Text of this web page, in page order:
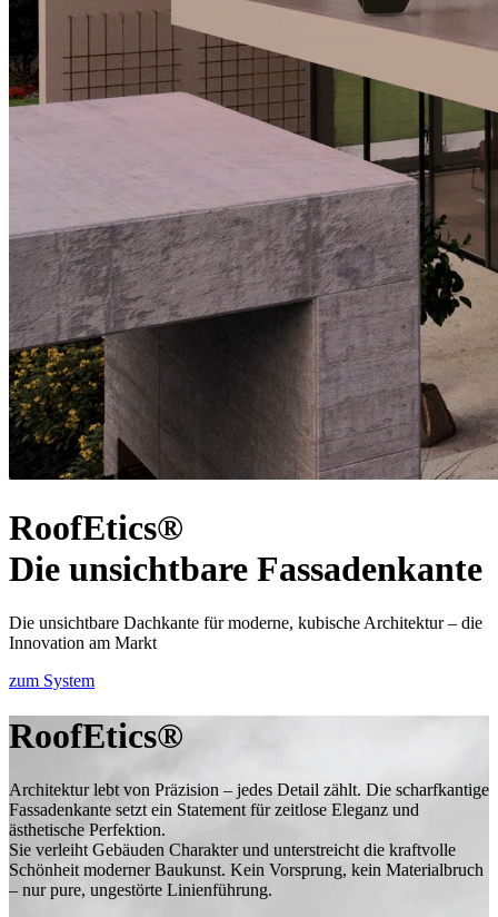
RoofEtics®
Die unsichtbare Fassadenkante
Die unsichtbare Dachkante für moderne, kubische Architektur – die
Innovation am Markt
zum System
RoofEtics®
Architektur lebt von Präzision – jedes Detail zählt. Die scharfkantige
Fassadenkante setzt ein Statement für zeitlose Eleganz und
ästhetische Perfektion.
Sie verleiht Gebäuden Charakter und unterstreicht die kraftvolle
Schönheit moderner Baukunst. Kein Vorsprung, kein Materialbruch
– nur pure, ungestörte Linienführung.